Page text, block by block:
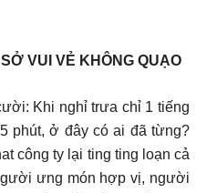
VUI VẺ KHÔNG QUẠO
Khi nghỉ trưa chỉ 1 tiếng
phút, ở đây có ai đã từng?
công ty lại ting ting loạn cả
ưng món hợp vị, người